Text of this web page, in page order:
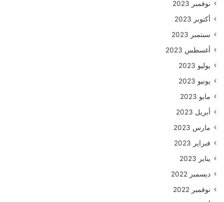
نوفمبر 2023
أكتوبر 2023
سبتمبر 2023
أغسطس 2023
يوليو 2023
يونيو 2023
مايو 2023
أبريل 2023
مارس 2023
فبراير 2023
يناير 2023
ديسمبر 2022
نوفمبر 2022